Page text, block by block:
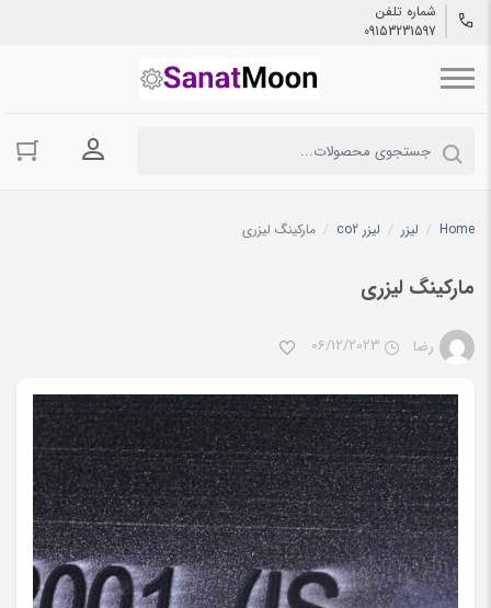
شماره تلفن
09153231597
ورود به
Home
/ لیزر / لیزر co2 / مارکینگ لیزری
مارکینگ لیزری
رضا 06/12/2023